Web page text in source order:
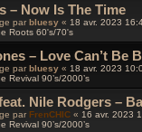
– Now Is The Time
par bluesy « 18 avr. 2023
Roots 60's/70's
– Love Can’t Be
parbluesy « 18 avr. 2023
Revival 90’s/2000’s
Nile Rodgers –
par FrenCHIC « 16 avr. 2023
Revival 90’s/2000’s